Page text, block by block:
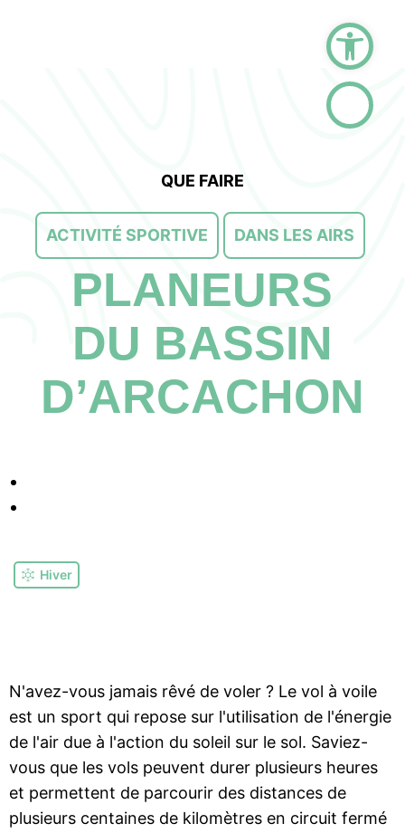
QUE FAIRE
ACTIVITÉ SPORTIVE DANS LES AIRS
PLANEURS
DU BASSIN
D’ARCACHON
Hiver
N'avez-vous jamais rêvé de voler ? Le vol à voile
est un sport qui repose sur l'utilisation de l'énergie
de l'air due à l'action du soleil sur le sol. Saviez-
vous que les vols peuvent durer plusieurs heures
et permettent de parcourir des distances de
plusieurs centaines de kilomètres en circuit fermé
Ouvrir la barre